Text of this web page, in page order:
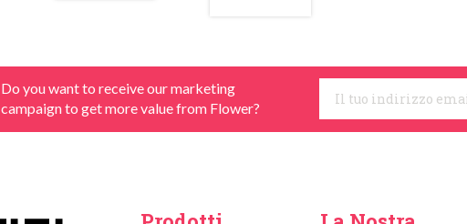
Do you want to receive our marketing
campaign to get more value from Flower?